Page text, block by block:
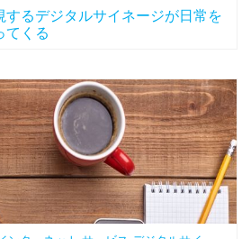
するデジタルサイネージが日常を
てくる